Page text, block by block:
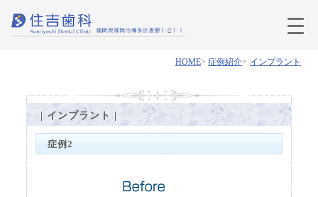
HOME 症例紹介 インプラント
| インプラント |
症例2